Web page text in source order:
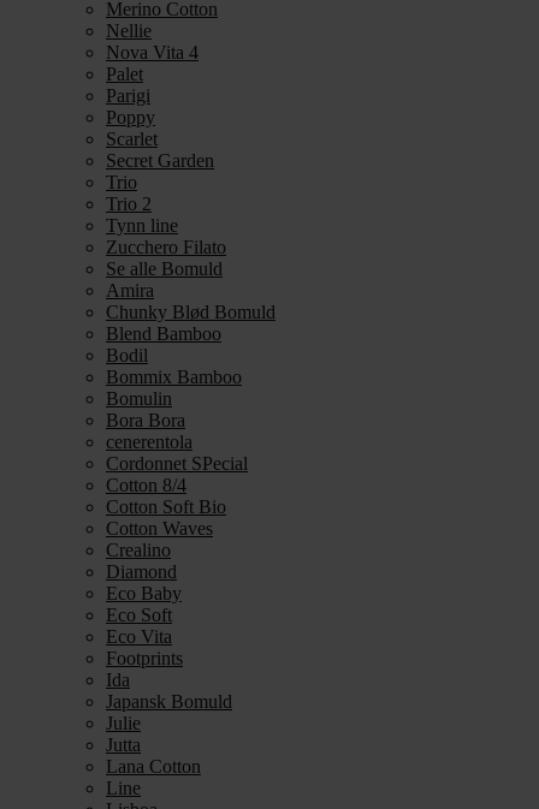
Merino Cotton
Nellie
Nova Vita 4
Palet
Parigi
Poppy
Scarlet
Secret Garden
Trio
Trio 2
Tynn line
Zucchero Filato
Se alle Bomuld
Amira
Chunky Blød Bomuld
Blend Bamboo
Bodil
Bommix Bamboo
Bomulin
Bora Bora
cenerentola
Cordonnet SPecial
Cotton 8/4
Cotton Soft Bio
Cotton Waves
Crealino
Diamond
Eco Baby
Eco Soft
Eco Vita
Footprints
Ida
Japansk Bomuld
Julie
Jutta
Lana Cotton
Line